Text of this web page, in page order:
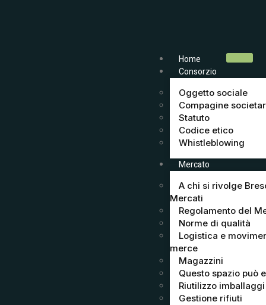
Home
Consorzio
Oggetto sociale
Compagine
Statuto
Codice etico
Whistleblowing
Mercato
A chi si rivolge
Mercati
Regolamento del
Norme di qualità
Logistica e
merce
Magazzini
Questo spazio può
Riutilizzo imballaggi
Gestione rifiuti